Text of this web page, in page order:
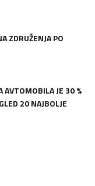
ZDRUŽENJA PO
AVTOMOBILA JE 30 %
20 NAJBOLJE